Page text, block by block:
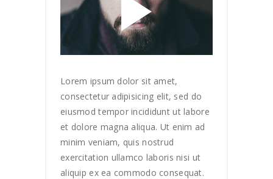
Lorem ipsum dolor sit amet,
consectetur adipisicing elit, sed do
eiusmod tempor incididunt ut labore
et dolore magna aliqua. Ut enim ad
minim veniam, quis nostrud
exercitation ullamco laboris nisi ut
aliquip ex ea commodo consequat.